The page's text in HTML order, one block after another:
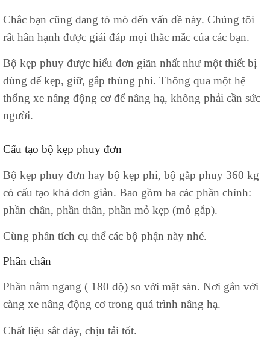
Chắc bạn cũng đang tò mò đến vấn đề này. Chúng tôi
rất hân hạnh được giải đáp mọi thắc mắc của các bạn.
Bộ kẹp phuy được hiểu đơn giãn nhất như một thiết bị
dùng để kẹp, giữ, gắp thùng phi. Thông qua một hệ
thống xe nâng động cơ để nâng hạ, không phải cần sức
người.
Cấu tạo bộ kẹp phuy đơn
Bộ kẹp phuy đơn hay bộ kẹp phi, bộ gắp phuy 360 kg
có cấu tạo khá đơn giản. Bao gồm ba các phần chính:
phần chân, phần thân, phần mỏ kẹp (mỏ gắp).
Cùng phân tích cụ thể các bộ phận này nhé.
Phần chân
Phần nằm ngang ( 180 độ) so với mặt sàn. Nơi gắn với
càng xe nâng động cơ trong quá trình nâng hạ.
Chất liệu sắt dày, chịu tải tốt.